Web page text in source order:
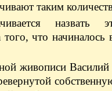
таким
назвать
того, что начиналось
живописи